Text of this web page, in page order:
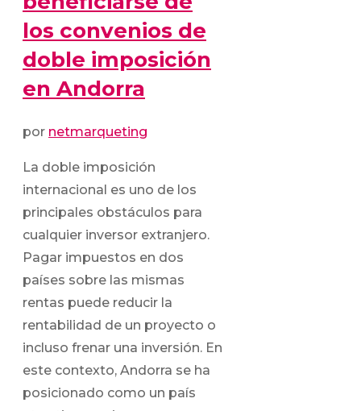
los convenios de
doble imposición
en Andorra
por netmarqueting
La doble imposición
internacional es uno de los
principales obstáculos para
cualquier inversor extranjero.
Pagar impuestos en dos
países sobre las mismas
rentas puede reducir la
rentabilidad de un proyecto o
incluso frenar una inversión. En
este contexto, Andorra se ha
posicionado como un país